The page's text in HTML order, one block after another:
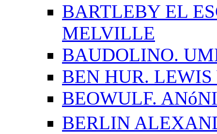
BARTLEBY EL
MELVILLE
BAUDOLINO.
BEN HUR.
BEOWULF.
BERLIN